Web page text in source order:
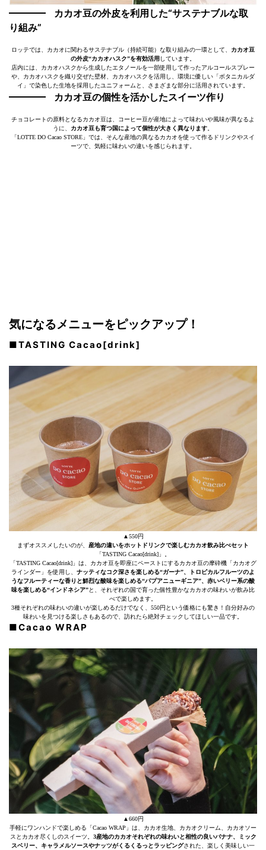
カカオ豆の外皮を利用した“サステナブルな取
り組み”
ロッテでは、カカオに関わるサステナブル（持続可能）な取り組みの一環として、 カカオ豆
の外皮“カカオハスク”を有効活用 しています。
店内には、カカオハスクから生成したエタノールを一部使用して作ったアルコールスプレー
や、カカオハスクを織り交ぜた壁材、カカオハスクを活用し、環境に優しい「ボタニカルダ
イ」で染色した生地を採用したユニフォームと、さまざまな部分に活用されています。
カカオ豆の個性を活かしたスイーツ作り
チョコレートの原料となるカカオ豆は、コーヒー豆が産地によって味わいや風味が異なるよ
うに、 カカオ豆も育つ国によって個性が大きく異なります
「LOTTE DO Cacao STORE」では、そんな産地の異なるカカオを使って作るドリンクやスイ
ーツで、気軽に味わいの違いを感じられます。
気になるメニューをピックアップ！
■TASTING Cacao[drink]
▲550円
まずオススメしたいのが、 産地の違いをホットドリンクで楽しむカカオ飲み比べセット
「TASTING Cacao[drink]」。
「TASTING Cacao[drink]」は、カカオ豆を即座にペーストにするカカオ豆の摩砕機「カカオグ
ラインダー」を使用し、 ナッティなコク深さを楽しめる“ガーナ”、トロピカルフルーツのよ
うなフルーティーな香りと鮮烈な酸味を楽しめる“パプアニューギニア”、赤いベリー系の酸
味を楽しめる“インドネシア”と、それぞれの国で育った個性豊かなカカオの味わいが飲み比
べで楽しめます。
3種それぞれの味わいの違いが楽しめるだけでなく、550円という価格にも驚き！自分好みの
味わいを見つける楽しさもあるので、訪れたら絶対チェックしてほしい一品です。
■Cacao WRAP
▲660円
手軽にワンハンドで楽しめる「Cacao WRAP」は、カカオ生地、カカオクリーム、カカオソー
スとカカオ尽くしのスイーツ。 3産地のカカオそれぞれの味わいと相性の良いバナナ、ミック
スベリー、キャラメルソースやナッツがくるくるっとラッピングされた、楽しく美味しい一